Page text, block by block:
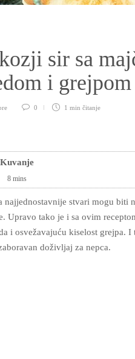
sir sa
i grejpom
0 1 min čitanje
Kuvanje
8 mins
stvari mogu biti
Upravo tako je i sa ovim
i osvežavajuću kiselost grejpa.
doživljaj za nepca.